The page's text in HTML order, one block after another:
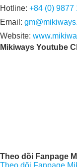
Hotline: +84 (0) 9877
Email:
Website:
Mikiways Youtube
Theo dõi Fanpage
Theo dõi Fanpage